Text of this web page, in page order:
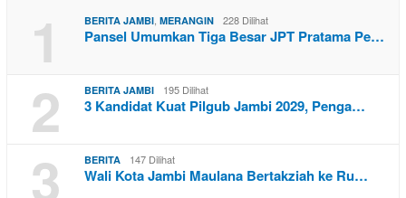
1 BERITA JAMBI, MERANGIN 228 Dilihat
Pansel Umumkan Tiga Besar JPT Pratama Pe…
2 BERITA JAMBI 195 Dilihat
3 Kandidat Kuat Pilgub Jambi 2029, Penga…
3 BERITA 147 Dilihat
Wali Kota Jambi Maulana Bertakziah ke Ru…